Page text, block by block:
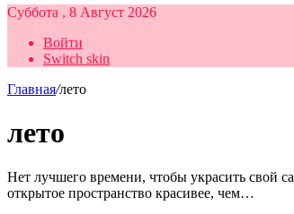
Суббота , 8 Август 2026
Войти
Switch skin
Главная/лето
лето
Нет лучшего времени, чтобы украсить свой
открытое пространство красивее, чем…